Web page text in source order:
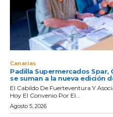
Canarias
Padilla Supermercados Spar,
se suman a la nueva edición
El Cabildo De Fuerteventura Y
Hoy El Convenio Por El...
Agosto 5, 2026